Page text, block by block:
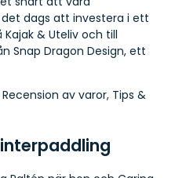
det dags att investera i ett
& Uteliv och till
Snap Dragon Design, ett
Recension av varor, Tips &